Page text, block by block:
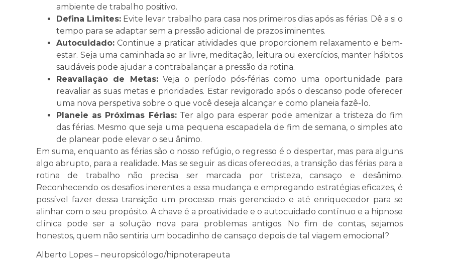
ambiente de trabalho positivo.
Defina Limites: Evite levar trabalho para casa nos primeiros dias após as férias. Dê a si o
tempo para se adaptar sem a pressão adicional de prazos iminentes.
Autocuidado: Continue a praticar atividades que proporcionem relaxamento e bem-
estar. Seja uma caminhada ao ar livre, meditação, leitura ou exercícios, manter hábitos
saudáveis pode ajudar a contrabalançar a pressão da rotina.
Reavaliação de Metas:Veja o período pós-férias como uma oportunidade para
reavaliar as suas metas e prioridades. Estar revigorado após o descanso pode oferecer
uma nova perspetiva sobre o que você deseja alcançar e como planeia fazê-lo.
Planeie as Próximas Férias:Ter algo para esperar pode amenizar a tristeza do fim
das férias. Mesmo que seja uma pequena escapadela de fim de semana, o simples ato
de planear pode elevar o seu ânimo.
Em suma, enquanto as férias são o nosso refúgio, o regresso é o despertar, mas para alguns
algo abrupto, para a realidade. Mas se seguir as dicas oferecidas, a transição das férias para a
rotina de trabalho não precisa ser marcada por tristeza, cansaço e desânimo.
Reconhecendo os desafios inerentes a essa mudança e empregando estratégias eficazes, é
possível fazer dessa transição um processo mais gerenciado e até enriquecedor para se
alinhar com o seu propósito. A chave é a proatividade e o autocuidado contínuo e a hipnose
clínica pode ser a solução nova para problemas antigos. No fim de contas, sejamos
honestos, quem não sentiria um bocadinho de cansaço depois de tal viagem emocional?
Alberto Lopes – neuropsicólogo/hipnoterapeuta